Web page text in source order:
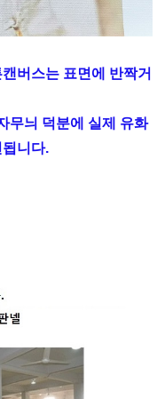
버스는 표면에 반짝거
무늬 덕분에 실제 유화
니다.